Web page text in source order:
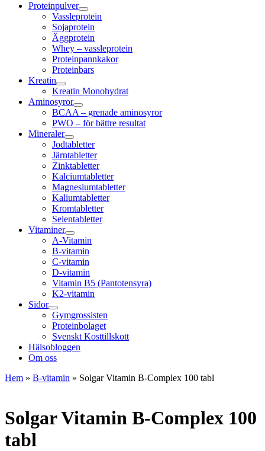
Proteinpulver
Vassleprotein
Sojaprotein
Äggprotein
Whey – vassleprotein
Proteinpannkakor
Proteinbars
Kreatin
Kreatin Monohydrat
Aminosyror
BCAA – grenade aminosyror
PWO – för bättre resultat
Mineraler
Jodtabletter
Järntabletter
Zinktabletter
Kalciumtabletter
Magnesiumtabletter
Kaliumtabletter
Kromtabletter
Selentabletter
Vitaminer
A-Vitamin
B-vitamin
C-vitamin
D-vitamin
Vitamin B5 (Pantotensyra)
K2-vitamin
Sidor
Gymgrossisten
Proteinbolaget
Svenskt Kosttillskott
Hälsobloggen
Om oss
Hem » B-vitamin » Solgar Vitamin B-Complex 100 tabl
Solgar Vitamin B-Complex 100
tabl